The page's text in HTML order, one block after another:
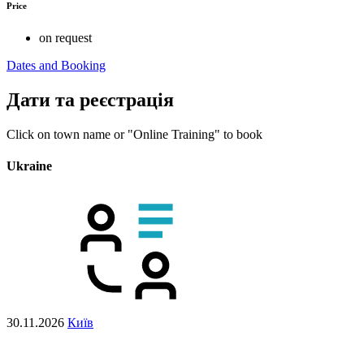
Price
on request
Dates and Booking
Дати та реєстрація
Click on town name or "Online Training" to book
Ukraine
30.11.2026 Київ